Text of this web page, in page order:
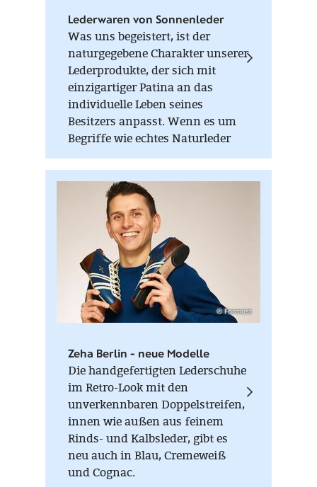
Lederwaren von Sonnenleder
Was uns begeistert, ist der
naturgegebene Charakter unserer
Lederprodukte, der sich mit
einzigartiger Patina an das
individuelle Leben seines
Besitzers anpasst. Wenn es um
Begriffe wie echtes Naturleder
und Qualität aber auch Präzision
und Funktionalität geht, setzt
FORMOST mit der Manufaktur
Sonnenleder auf echte
Handwerkskunst fernab von
Massenproduktion. Traditionelle,
vegetabile Gerbkunst in 7.
Gereration, handwerkliches
Knowhow, erstklassige
Verarbeitung und zeitloses
Design garantieren die
Lederprodukte. Ledertasche,
Portemonnaie, Stifteetui,
Lederaccessoire, Kosmetiktasche
oder ein echter Fußball, wie er
schon lange nicht mehr
produziert wurde - die
Handarbeit spürt man in jeder
Pore. Einmal in der Hand wird
© Formost
Zeha Berlin - neue Modelle
Die handgefertigten Lederschuhe
im Retro-Look mit den
unverkennbaren Doppelstreifen,
innen wie außen aus feinem
Rinds- und Kalbsleder, gibt es
neu auch in Blau, Cremeweiß
und Cognac.